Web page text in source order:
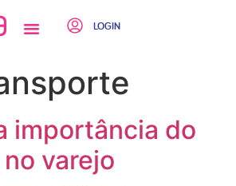
LOGIN
importância do
varejo